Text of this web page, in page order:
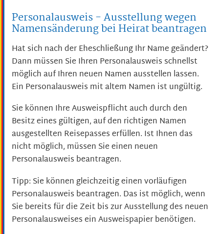
Personalausweis - Ausstellung wegen
Namensänderung bei Heirat beantragen
Hat sich nach der Eheschließung Ihr Name geändert?
Dann müssen Sie Ihren Personalausweis schnellst
möglich auf Ihren neuen Namen ausstellen lassen.
Ein Personalausweis mit altem Namen ist ungültig.
Sie können Ihre Ausweispflicht auch durch den
Besitz eines gültigen, auf den richtigen Namen
ausgestellten Reisepasses erfüllen. Ist Ihnen das
nicht möglich, müssen Sie einen neuen
Personalausweis beantragen.
Tipp: Sie können gleichzeitig einen vorläufigen
Personalausweis beantragen. Das ist möglich, wenn
Sie bereits für die Zeit bis zur Ausstellung des neuen
Personalausweises ein Ausweispapier benötigen.